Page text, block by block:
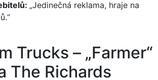
„Jedinečná reklama, hraje na
Trucks – „Farmer“
The Richards